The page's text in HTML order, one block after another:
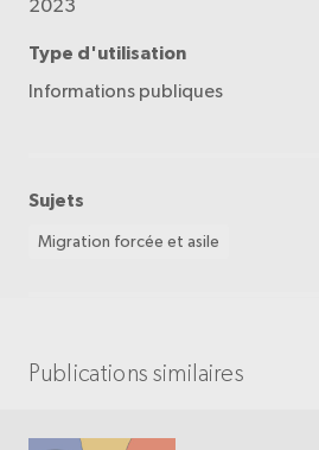
2023
Type d'utilisation
Informations publiques
Sujets
Migration forcée et asile
Publications similaires